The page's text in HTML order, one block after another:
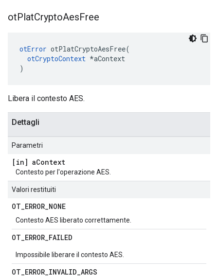
otPlatCryptoAesFree
otError otPlatCryptoAesFree(
otCryptoContext *aContext
)
Libera il contesto AES.
Dettagli
Parametri
[in] aContext
Contesto per l'operazione AES.
Valori restituiti
OT_ERROR_NONE
Contesto AES liberato correttamente.
OT_ERROR_FAILED
Impossibile liberare il contesto AES.
OT_ERROR_INVALID_ARGS